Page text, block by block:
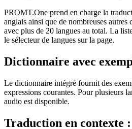
PROMT.One prend en charge la
anglais ainsi que de nombreuses autres
avec plus de 20 langues au total. La
le sélecteur de langues sur la page.
Dictionnaire avec
Le dictionnaire intégré fournit des
expressions courantes. Pour plusieurs
audio est disponible.
Traduction en contexte :